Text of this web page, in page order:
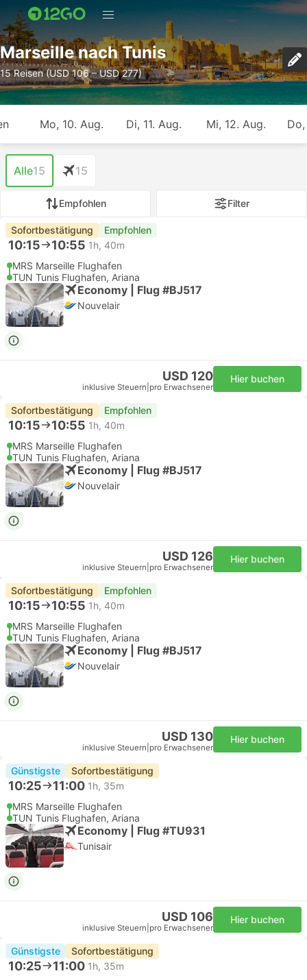
Marseille nach Tunis
15 Reisen (USD 106 – USD 277)
Mo, 10. Aug. Di, 11. Aug. Mi, 12. Aug.
Alle15 15
Empfohlen Filter
Sofortbestätigung Empfohlen
10:15 10:55 1h, 40m
MRS Marseille Flughafen
TUN Tunis Flughafen, Ariana
Economy | Flug #BJ517
Nouvelair
USD 120
inklusive Steuern pro Erwachsener
Hier buchen
Sofortbestätigung Empfohlen
10:15 10:55 1h, 40m
MRS Marseille Flughafen
TUN Tunis Flughafen, Ariana
Economy | Flug #BJ517
Nouvelair
USD 126
inklusive Steuern pro Erwachsener
Hier buchen
Sofortbestätigung Empfohlen
10:15 10:55 1h, 40m
MRS Marseille Flughafen
TUN Tunis Flughafen, Ariana
Economy | Flug #BJ517
Nouvelair
USD 130
inklusive Steuern pro Erwachsener
Hier buchen
Günstigste Sofortbestätigung
10:25 11:00 1h, 35m
MRS Marseille Flughafen
TUN Tunis Flughafen, Ariana
Economy | Flug #TU931
Tunisair
USD 106
inklusive Steuern pro Erwachsener
Hier buchen
Günstigste Sofortbestätigung
10:25 11:00 1h, 35m